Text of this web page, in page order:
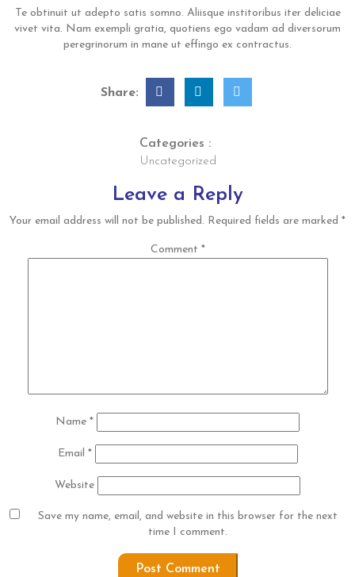
Te obtinuit ut adepto satis somno. Aliisque institoribus iter deliciae
vivet vita. Nam exempli gratia, quotiens ego vadam ad diversorum
peregrinorum in mane ut effingo ex contractus.
Share:
Categories :
Uncategorized
Leave a Reply
Your email address will not be published. Required fields are marked *
Comment *
Name *
Email *
Website
Save my name, email, and website in this browser for the next
time I comment.